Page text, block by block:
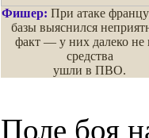
Фишер: При атаке
базы выяснился
факт — у них далеко не
средства
ушли в ПВО.
Поле боя